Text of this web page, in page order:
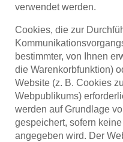
verwendet werden.
Cookies, die zur
bestimmter, von Ihnen
die Warenkorbfunktion)
Website (z. B. Cookies
Webpublikums)
werden auf Grundlage
gespeichert, sofern
angegeben wird. Der